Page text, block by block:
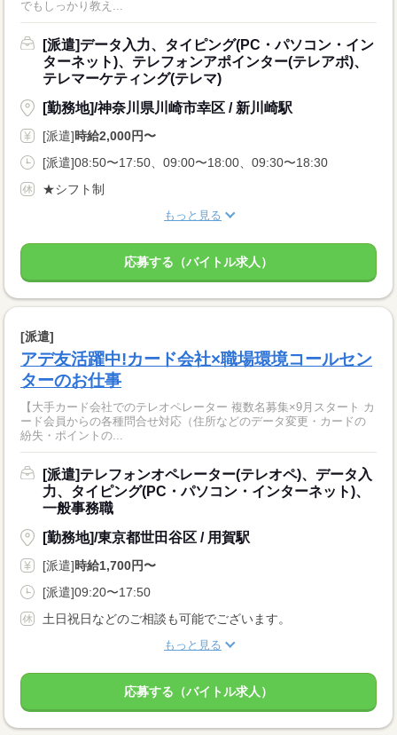
でもしっかり教え...
[派遣]データ入力、タイピング(PC・パソコン・イン
ターネット)、テレフォンアポインター(テレアポ)、
テレマーケティング(テレマ)
[勤務地]/神奈川県川崎市幸区 / 新川崎駅
[派遣]時給2,000円〜
[派遣]08:50〜17:50、09:00〜18:00、09:30〜18:30
★シフト制
もっと見る
応募する（バイトル求人）
[派遣]
アデ友活躍中!カード会社×職場環境コールセン
ターのお仕事
【大手カード会社でのテレオペレーター 複数名募集×9月スタート カ
ード会員からの各種問合せ対応（住所などのデータ変更・カードの
紛失・ポイントの...
[派遣]テレフォンオペレーター(テレオペ)、データ入
力、タイピング(PC・パソコン・インターネット)、
一般事務職
[勤務地]/東京都世田谷区 / 用賀駅
[派遣]時給1,700円〜
[派遣]09:20〜17:50
土日祝日などのご相談も可能でございます。
もっと見る
応募する（バイトル求人）